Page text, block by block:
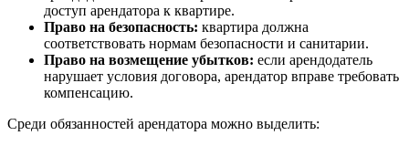
доступ арендатора к квартире.
Право на безопасность: квартира должна
соответствовать нормам безопасности и санитарии.
Право на возмещение убытков: если арендодатель
нарушает условия договора, арендатор вправе требовать
компенсацию.
Среди обязанностей арендатора можно выделить: